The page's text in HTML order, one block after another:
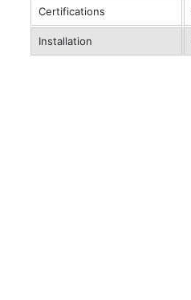
Certifications
Installation